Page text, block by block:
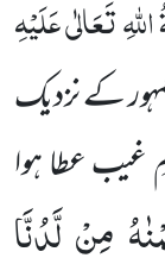
تَعَالٰی عَلَیْہِ
کے نزدیک
غیب عطا ہوا
مِنْ لَّدُنَّا